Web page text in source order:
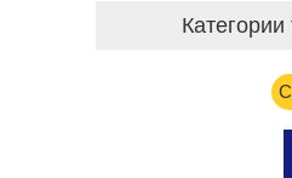
Категории